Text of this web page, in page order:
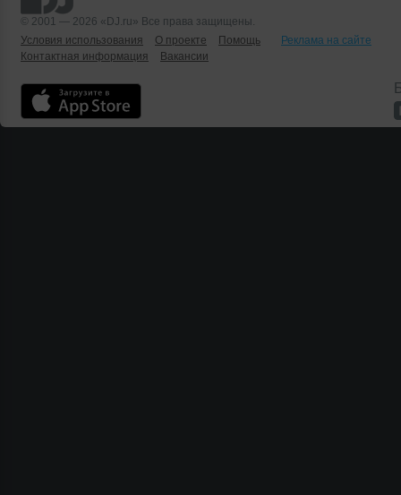
© 2001 — 2026 «DJ.ru» Все права защищены.
Условия использования
О проекте Помощь
Реклама на сайте
Контактная информация
Вакансии